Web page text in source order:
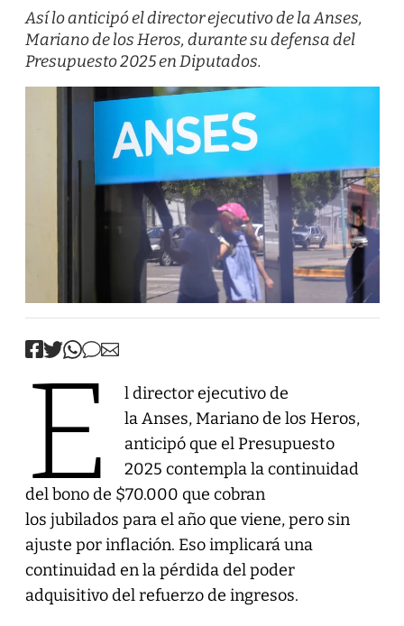
Así lo anticipó el director ejecutivo de la Anses,
Mariano de los Heros, durante su defensa del
Presupuesto 2025 en Diputados.
E
l director ejecutivo de
la Anses, Mariano de los Heros,
anticipó que el Presupuesto
2025 contempla la continuidad
del bono de $70.000 que cobran
los jubilados para el año que viene, pero sin
ajuste por inflación. Eso implicará una
continuidad en la pérdida del poder
adquisitivo del refuerzo de ingresos.